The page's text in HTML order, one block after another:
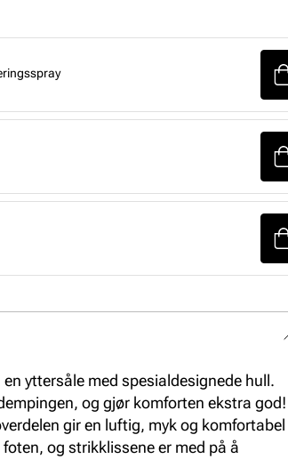
yttersåle med spesialdesignede hull.
og gjør komforten ekstra god!
gir en luftig, myk og komfortabel
og strikklissene er med på å